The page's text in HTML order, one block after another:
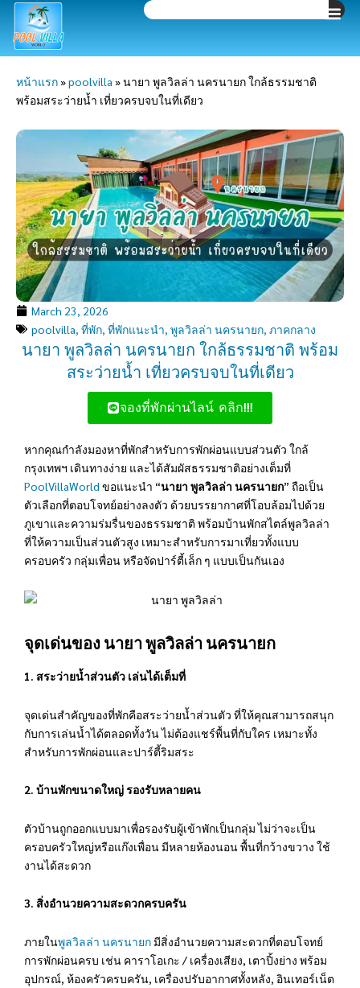
Skip
content
Search
หน้าแรก»poolvilla »นายา พูลวิลล่า นครนายก ใกล้ธรรมชาติ
พร้อมสระว่ายน้ำ เที่ยวครบจบในที่เดียว
March 23, 2026
poolvilla ที่พัก ที่พักแนะนำ พูลวิลล่า นครนายก ภาคกลาง
นายา พูลวิลล่า นครนายก ใกล้ธรรมชาติ พร้อม
สระว่ายน้ำ เที่ยวครบจบในที่เดียว
จองที่พักผ่านไลน์ คลิก!!!
หากคุณกำลังมองหาที่พักสำหรับการพักผ่อนแบบส่วนตัว ใกล้
กรุงเทพฯ เดินทางง่าย และได้สัมผัสธรรมชาติอย่างเต็มที่
PoolVillaWorld ขอแนะนำ “นายา พูลวิลล่า นครนายก” ถือเป็น
ตัวเลือกที่ตอบโจทย์อย่างลงตัว ด้วยบรรยากาศที่โอบล้อมไปด้วย
ภูเขาและความร่มรื่นของธรรมชาติ พร้อมบ้านพักสไตล์พูลวิลล่า
ที่ให้ความเป็นส่วนตัวสูง เหมาะสำหรับการมาเที่ยวทั้งแบบ
ครอบครัว กลุ่มเพื่อน หรือจัดปาร์ตี้เล็ก ๆ แบบเป็นกันเอง
จุดเด่นของ นายา พูลวิลล่า นครนายก
1. สระว่ายน้ำส่วนตัว เล่นได้เต็มที่
จุดเด่นสำคัญของที่พักคือสระว่ายน้ำส่วนตัว ที่ให้คุณสามารถสนุก
กับการเล่นน้ำได้ตลอดทั้งวัน ไม่ต้องแชร์พื้นที่กับใคร เหมาะทั้ง
สำหรับการพักผ่อนและปาร์ตี้ริมสระ
2. บ้านพักขนาดใหญ่ รองรับหลายคน
ตัวบ้านถูกออกแบบมาเพื่อรองรับผู้เข้าพักเป็นกลุ่ม ไม่ว่าจะเป็น
ครอบครัวใหญ่หรือแก๊งเพื่อน มีหลายห้องนอน พื้นที่กว้างขวาง ใช้
งานได้สะดวก
3. สิ่งอำนวยความสะดวกครบครัน
ภายในพูลวิลล่า นครนายกมีสิ่งอำนวยความสะดวกที่ตอบโจทย์
การพักผ่อนครบ เช่น คาราโอเกะ / เครื่องเสียง, เตาปิ้งย่าง พร้อม
อุปกรณ์, ห้องครัวครบครัน, เครื่องปรับอากาศทั้งหลัง, อินเทอร์เน็ต